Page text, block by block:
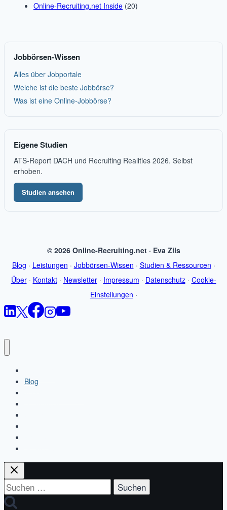
Online-Recruiting.net Inside (20)
Jobbörsen-Wissen
Alles über Jobportale
Welche ist die beste Jobbörse?
Was ist eine Online-Jobbörse?
Eigene Studien
ATS-Report DACH und Recruiting Realities 2026. Selbst
erhoben.
Studien ansehen
© 2026 Online-Recruiting.net · Eva Zils
Blog · Leistungen · Jobbörsen-Wissen · Studien & Ressourcen ·
Über· Kontakt· Newsletter· Impressum · Datenschutz· Cookie-
Einstellungen ·
Blog
Suchen
nach: